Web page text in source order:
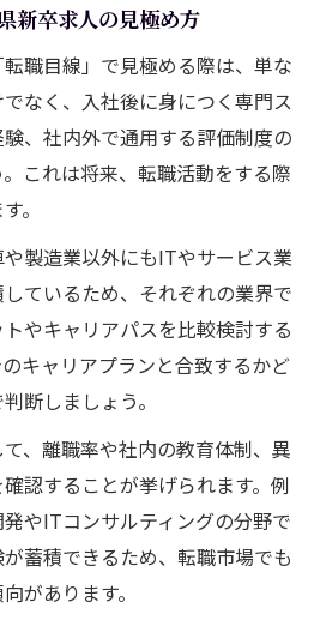
新卒求人の見極め方
職目線」で見極める際は、単な
なく、入社後に身につく専門ス
、社内外で通用する評価制度の
これは将来、転職活動をする際
。
製造業以外にもITやサービス業
ているため、それぞれの業界で
やキャリアパスを比較検討する
キャリアプランと合致するかど
断しましょう。
、離職率や社内の教育体制、異
認することが挙げられます。例
やITコンサルティングの分野で
蓄積できるため、転職市場でも
があります。